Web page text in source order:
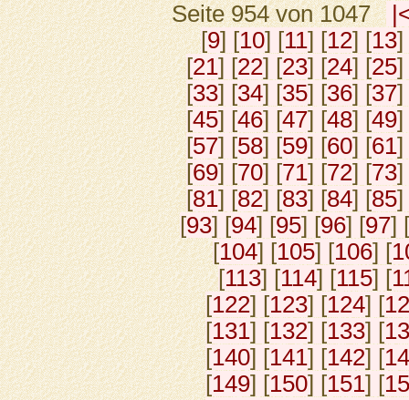
Seite 954 von 1047
[9] [10] [11] [12] [13]
[21] [22] [23] [24] [25]
[33] [34] [35] [36] [37]
[45] [46] [47] [48] [49]
[57] [58] [59] [60] [61]
[69] [70] [71] [72] [73]
[81] [82] [83] [84] [85]
[93] [94] [95] [96] [97] [
[104] [105] [106] [
[113] [114] [115] [
[122] [123] [124] [
[131] [132] [133] [
[140] [141] [142] [
[149] [150] [151] [